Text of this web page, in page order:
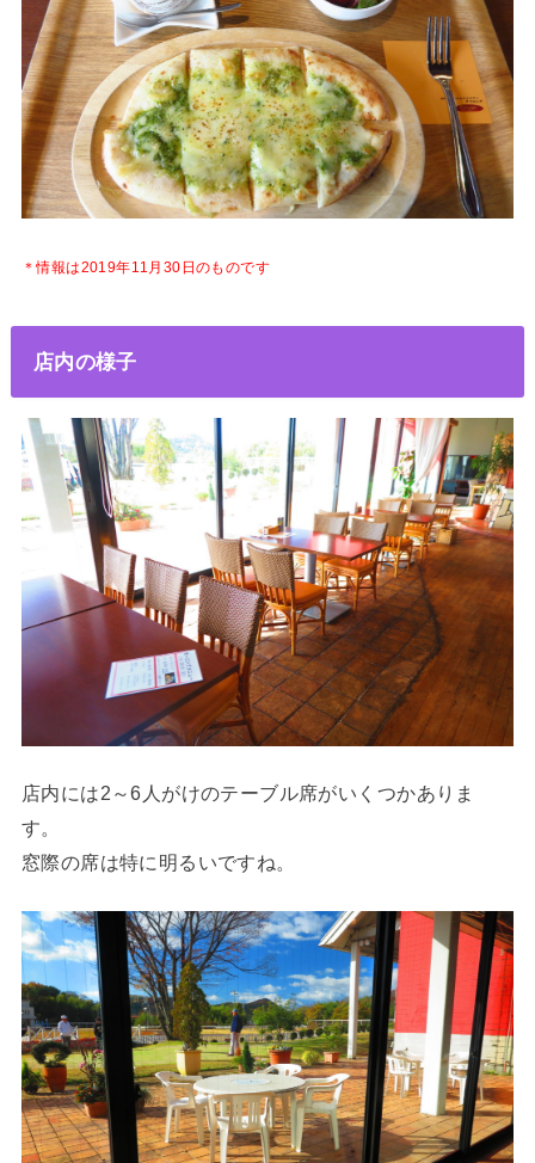
＊情報は2019年11月30日のものです
店内の様子
店内には2～6人がけのテーブル席がいくつかありま
す。
窓際の席は特に明るいですね。